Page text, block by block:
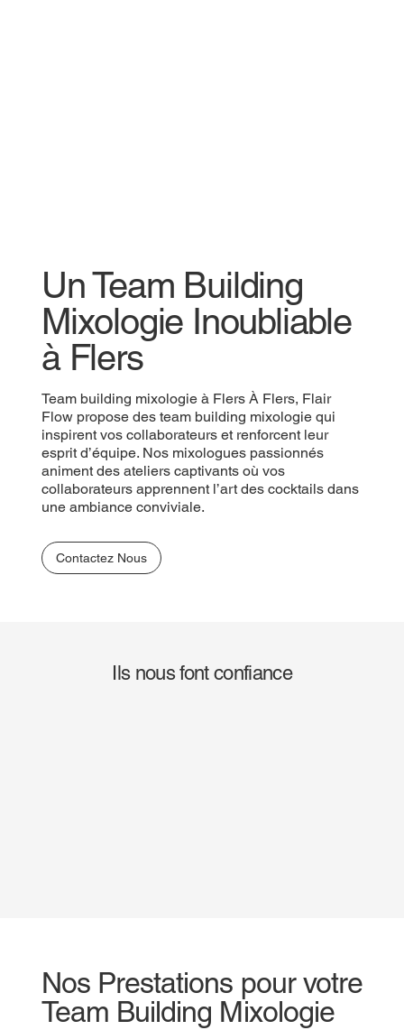
Un Team Building
Mixologie Inoubliable
à Flers
Team building mixologie à Flers À Flers, Flair
Flow propose des team building mixologie qui
inspirent vos collaborateurs et renforcent leur
esprit d’équipe. Nos mixologues passionnés
animent des ateliers captivants où vos
collaborateurs apprennent l’art des cocktails dans
une ambiance conviviale.
Contactez Nous
Nos Prestations pour votre
Team Building Mixologie
Ils nous font confiance